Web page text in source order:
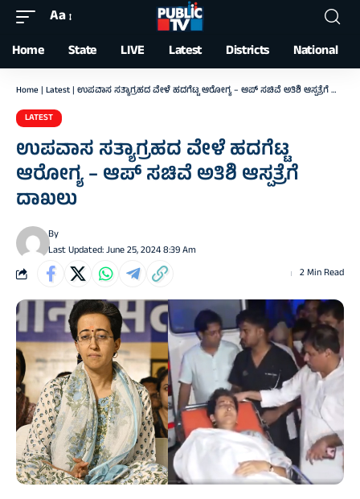
Font
Resizer
Aa
Home State LIVE Latest Districts National
Home | Latest | ಉಪವಾಸ ಸತ್ಯಾಗ್ರಹದ ವೇಳೆ ಹದಗೆಟ್ಟ ಆರೋಗ್ಯ – ಆಪ್‌ ಸಚಿವೆ ಅತಿಶಿ ಆಸ್ಪತ್ರೆಗೆ ದಾಖಲು
LATEST
ಉಪವಾಸ ಸತ್ಯಾಗ್ರಹದ ವೇಳೆ ಹದಗೆಟ್ಟ
ಆರೋಗ್ಯ – ಆಪ್‌ ಸಚಿವೆ ಅತಿಶಿ ಆಸ್ಪತ್ರೆಗೆ
ದಾಖಲು
Last Updated: June 25, 2024 8:39 Am
By
2 Min Read